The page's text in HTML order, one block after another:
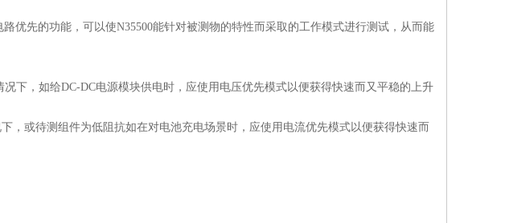
优先的功能，可以使N35500能针对被测物的特性而采取的工作模式进行测试，从而能
下，如给DC-DC电源模块供电时，应使用电压优先模式以便获得快速而又平稳的上升
，或待测组件为低阻抗如在对电池充电场景时，应使用电流优先模式以便获得快速而